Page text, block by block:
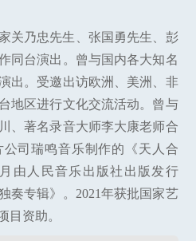
关乃忠先生、张国勇先生、彭
同台演出。曾与国内各大知名
出。受邀出访欧洲、美洲、非
地区进行文化交流活动。曾与
、著名录音大师李大康老师合
司瑞鸣音乐制作的《天人合
由人民音乐出版社出版发行
奏专辑》。2021年获批国家艺
目资助。